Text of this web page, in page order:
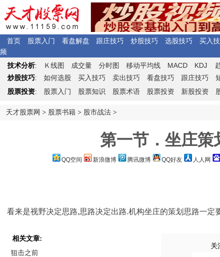
首页 股票入门 看盘解盘 跟庄技巧 炒股技巧 选股技巧
买入
频
技术分析: Ｋ 线图 成交量 分时图 移动平均线 MACD KDJ
炒股技巧: 如何选股 买入技巧 卖出技巧 看盘技巧 跟庄技巧
股票投资: 股票入门 股票知识 股票术语 股票投资 新股投资
天才股票网 > 股票书籍 > 股市战法 >
第一节．坐庄策
QQ空间 新浪微博 腾讯微博 QQ好友 人人网
看来是视野决定思路,思路决定出路.机构坐庄的策划思路一定
相关文章:
狙击之前
关